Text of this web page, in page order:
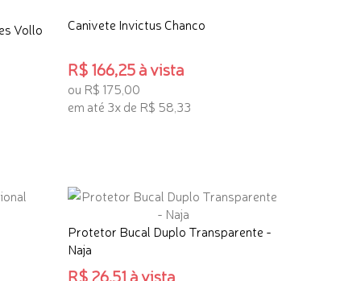
Vollo Canivete Invictus Chanco
R$ 166,25 à vista
ou R$ 175,00
em até 3x de R$ 58,33
Protetor Bucal Duplo Transparente -
Naja
R$ 26,51 à vista